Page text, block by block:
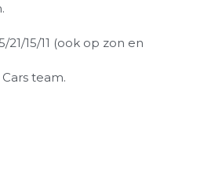
15/11 (ook op zon en
team.